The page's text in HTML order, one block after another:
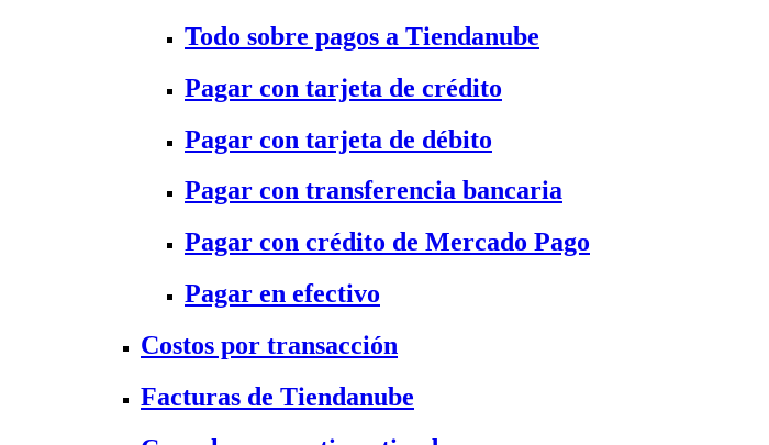
Todo sobre pagos a Tiendanube
Pagar con tarjeta de crédito
Pagar con tarjeta de débito
Pagar con transferencia bancaria
Pagar con crédito de Mercado Pago
Pagar en efectivo
Costos por transacción
Facturas de Tiendanube